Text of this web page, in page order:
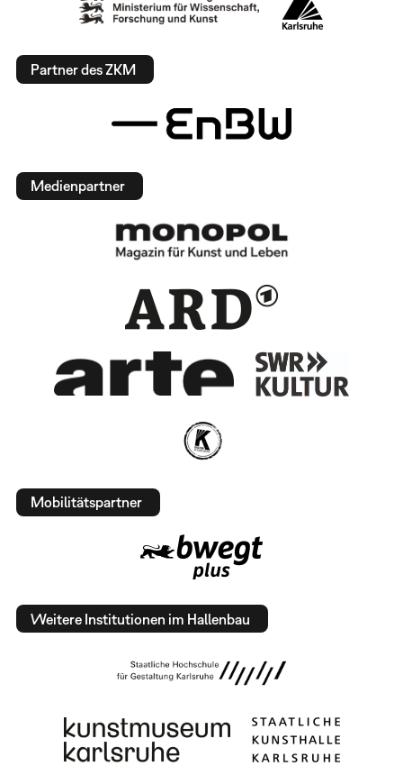
Partner des ZKM
Medienpartner
Mobilitätspartner
Weitere Institutionen im Hallenbau